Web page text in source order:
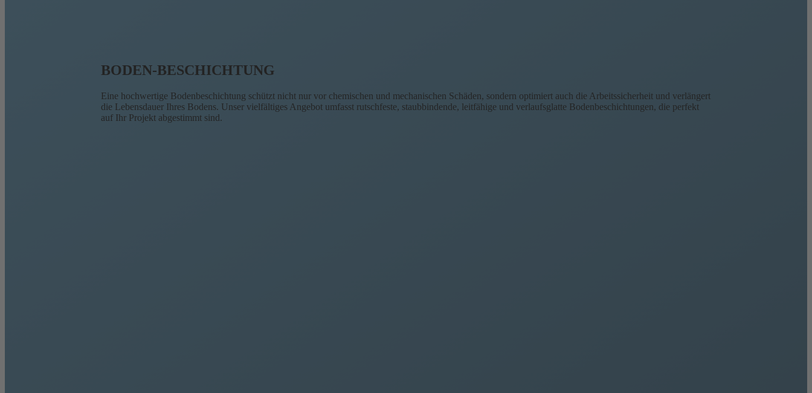
BODEN-BESCHICHTUNG
Eine hochwertige Bodenbeschichtung schützt nicht nur vor chemischen und mechanischen Schäden, sondern optimiert auch die Arbeitssicherheit und verlängert
die Lebensdauer Ihres Bodens. Unser vielfältiges Angebot umfasst rutschfeste, staubbindende, leitfähige und verlaufsglatte Bodenbeschichtungen, die perfekt
auf Ihr Projekt abgestimmt sind.